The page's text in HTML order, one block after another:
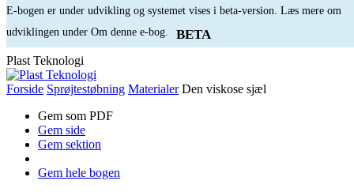
E-bogen er under udvikling og systemet vises i beta-version. Læs mere om
udviklingen under Om denne e-bog.
BETA
Plast Teknologi
Forside Sprøjtestøbning Materialer Den viskose sjæl
Gem som PDF
Gem side
Gem sektion
Gem hele bogen